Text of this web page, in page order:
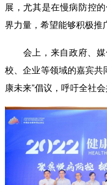
展，尤其是在慢病防控
界力量，希望能够积极推
会上，来自政府、媒
校、企业等领域的嘉宾共
康未来”倡议，呼吁全社